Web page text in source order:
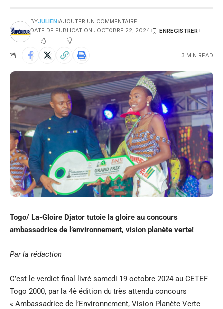
BYJULIEN AJOUTER UN COMMENTAIRE
DATE DE PUBLICATION : OCTOBRE 22, 2024
3 MIN READ
Togo/ La-Gloire Djator tutoie la gloire au concours
ambassadrice de l’environnement, vision planète verte!
Par la rédaction
C’est le verdict final livré samedi 19 octobre 2024 au CETEF
Togo 2000, par la 4è édition du très attendu concours
« Ambassadrice de l’Environnement, Vision Planète Verte